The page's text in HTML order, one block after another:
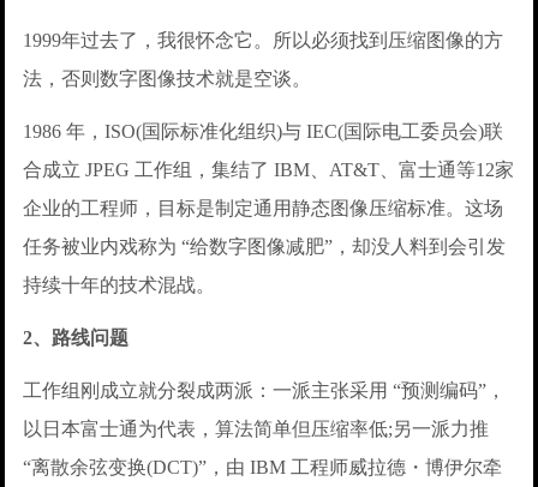
1999年过去了，我很怀念它。所以必须找到压缩图像的方
法，否则数字图像技术就是空谈。
1986 年，ISO(国际标准化组织)与 IEC(国际电工委员会)联
合成立 JPEG 工作组，集结了 IBM、AT&T、富士通等12家
企业的工程师，目标是制定通用静态图像压缩标准。这场
任务被业内戏称为 “给数字图像减肥”，却没人料到会引发
持续十年的技术混战。
2、路线问题
工作组刚成立就分裂成两派：一派主张采用 “预测编码”，
以日本富士通为代表，算法简单但压缩率低;另一派力推
“离散余弦变换(DCT)”，由 IBM 工程师威拉德・博伊尔牵